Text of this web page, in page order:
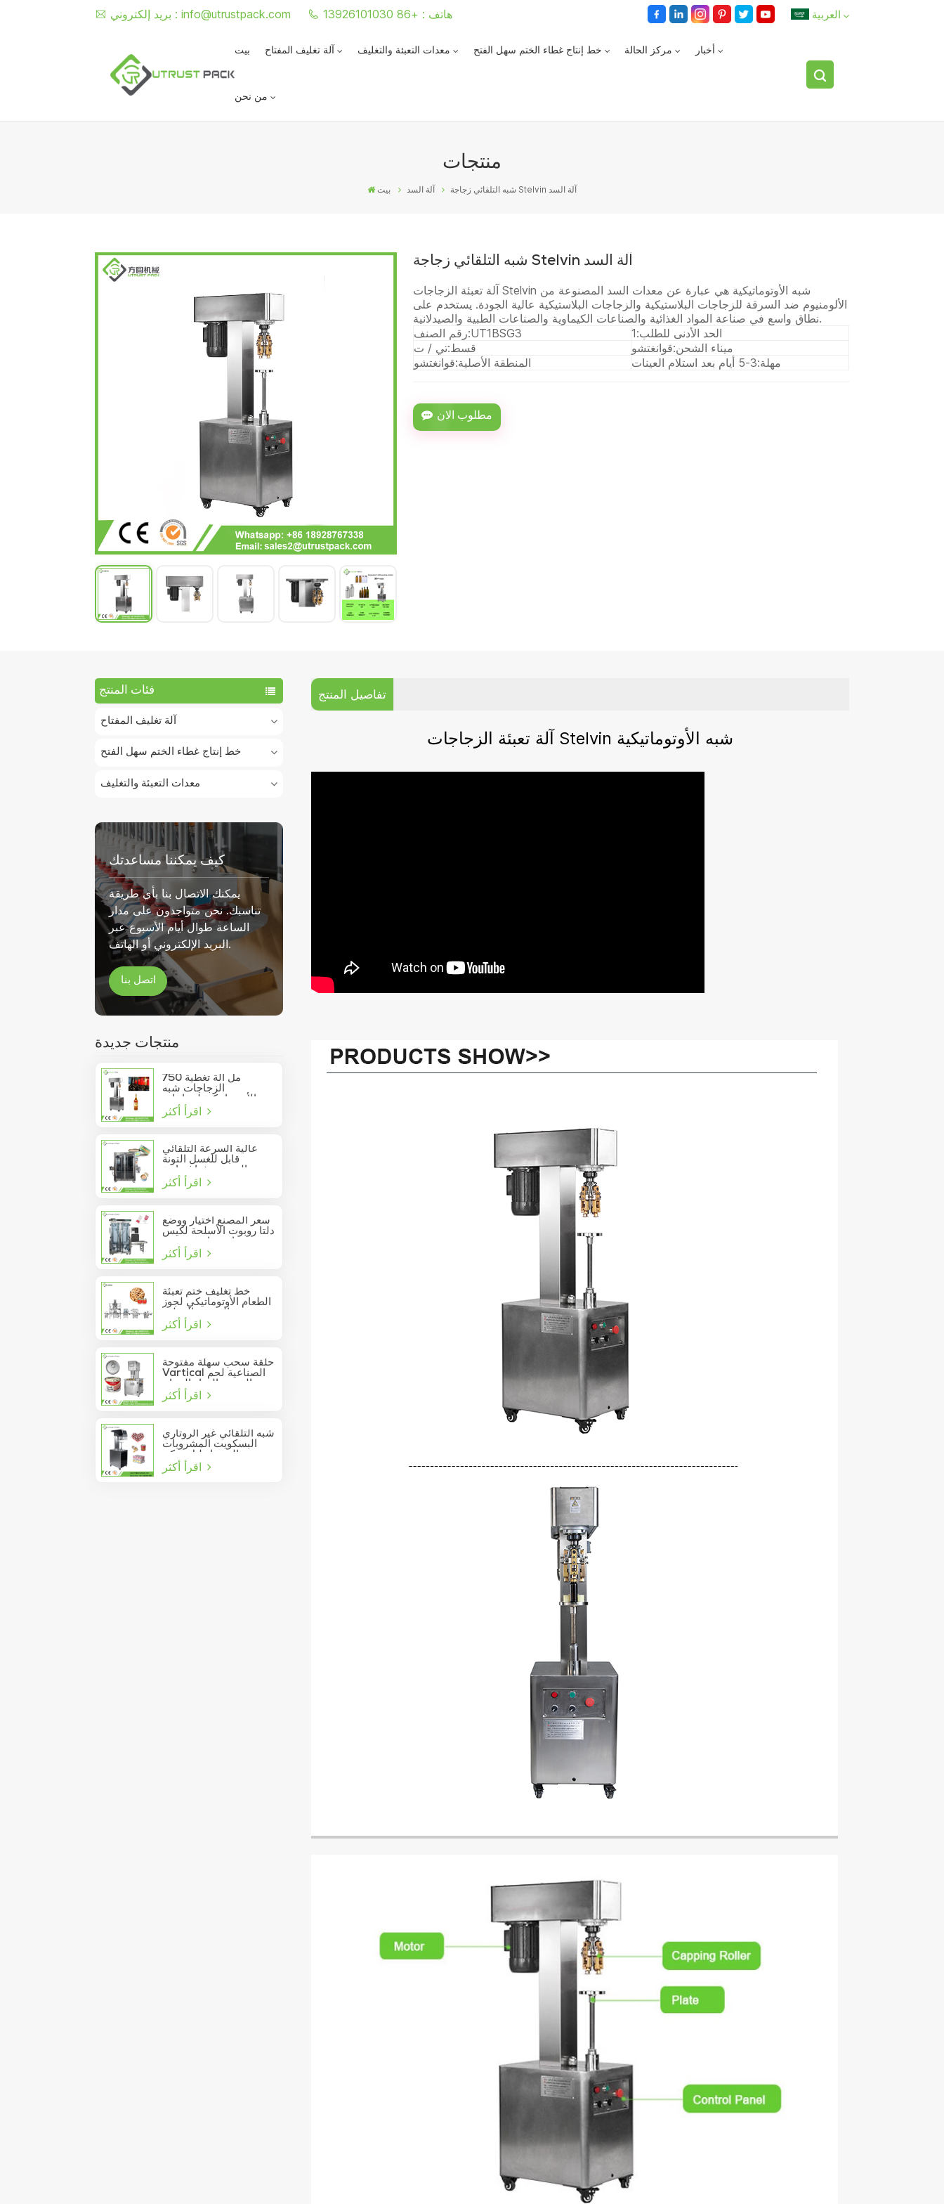
بريد إلكتروني : info@utrustpack.com هاتف : +86 13926101030 العربية
بيت آلة تغليف المفتاح معدات التعبئة والتغليف خط إنتاج غطاء الختم سهل الفتح مركز الحالة أخبار
من نحن
منتجات
بيت آلة السد شبه التلقائي زجاجة Stelvin آلة السد
شبه التلقائي زجاجة Stelvin آلة السد
آلة تعبئة الزجاجات Stelvin شبه الأوتوماتيكية هي عبارة عن معدات السد المصنوعة من
الألومنيوم ضد السرقة للزجاجات البلاستيكية والزجاجات البلاستيكية عالية الجودة. يستخدم على
نطاق واسع في صناعة المواد الغذائية والصناعات الكيماوية والصناعات الطبية والصيدلانية.
رقم الصنف:UT1BSG3 الحد الأدنى للطلب:1
قسط:تي / ت ميناء الشحن:قوانغتشو
المنطقة الأصلية:قوانغتشو مهلة:3-5 أيام بعد استلام العينات
مطلوب الان
فئات المنتج
آلة تغليف المفتاح
خط إنتاج غطاء الختم سهل الفتح
معدات التعبئة والتغليف
كيف يمكننا مساعدتك
يمكنك الاتصال بنا بأي طريقة
تناسبك. نحن متواجدون على مدار
الساعة طوال أيام الأسبوع عبر
البريد الإلكتروني أو الهاتف.
اتصل بنا
منتجات جديدة
750 مل آلة تغطية
الزجاجات شبه
الأوتوماتيكية لزجاجات
النبيذ الزجاجية
عالية السرعة التلقائي
قابل للغسل التونة
السردين فراغ حاوية
المأكولات البحرية القصدير
يمكن السدادة
سعر المصنع اختيار ووضع
دلتا روبوت الأسلحة لكيس
عصا تتحرك في مربع
خط تغليف ختم تعبئة
الطعام الأوتوماتيكي لجوز
حلقة سحب سهلة مفتوحة
Vartical الصناعية لحم
الخنزير الغداء الدجاج
صدور اللحوم الغذاء يمكن
فراغ آلة ختم
شبه التلقائي غير الروتاري
البسكويت المشروبات
عصير الصودا دليل يمكن
السدادة
تفاصيل المنتج
آلة تعبئة الزجاجات Stelvin شبه الأوتوماتيكية